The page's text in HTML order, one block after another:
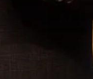
saúde, turismo e
com restrições
pode
transformar a